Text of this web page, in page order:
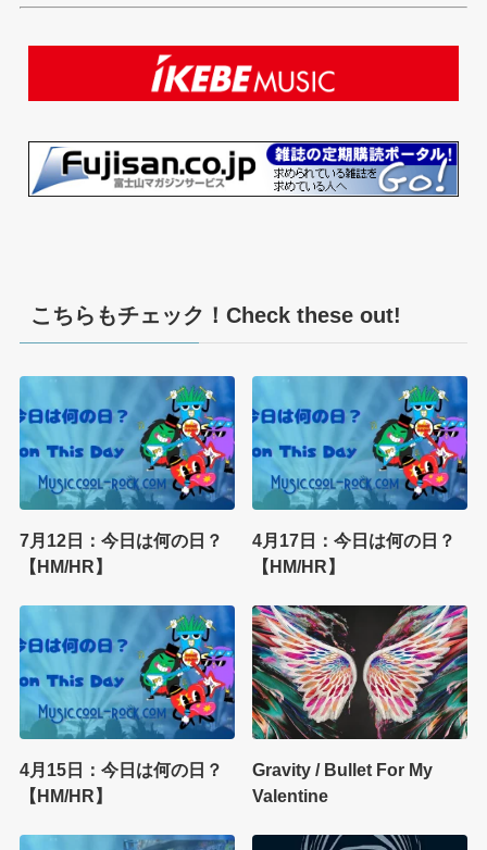
こちらもチェック！Check these out!
7月12日：今日は何の日？
【HM/HR】
4月17日：今日は何の日？
【HM/HR】
4月15日：今日は何の日？
【HM/HR】
Gravity / Bullet For My
Valentine